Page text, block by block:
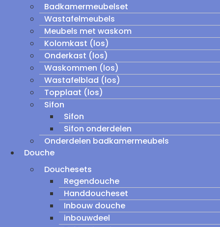
Badkamermeubelset
Wastafelmeubels
Meubels met waskom
Kolomkast (los)
Onderkast (los)
Waskommen (los)
Wastafelblad (los)
Topplaat (los)
Sifon
Sifon
Sifon onderdelen
Onderdelen badkamermeubels
Douche
Douchesets
Regendouche
Handdoucheset
Inbouw douche
inbouwdeel